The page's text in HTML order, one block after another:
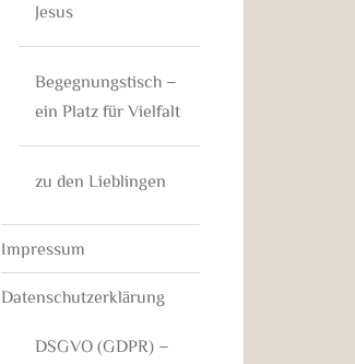
Jesus
Begegnungstisch –
ein Platz für Vielfalt
zu den Lieblingen
Impressum
Datenschutzerklärung
DSGVO (GDPR) –